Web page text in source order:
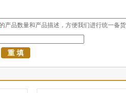
产品数量和产品描述，方便我们进行统一备